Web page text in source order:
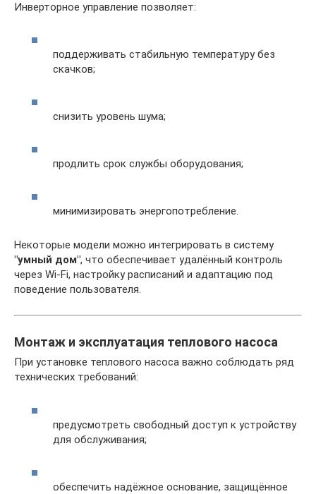
Инверторное управление позволяет:
поддерживать стабильную температуру без
скачков;
снизить уровень шума;
продлить срок службы оборудования;
минимизировать энергопотребление.
Некоторые модели можно интегрировать в систему
"умный дом", что обеспечивает удалённый контроль
через Wi-Fi, настройку расписаний и адаптацию под
поведение пользователя.
Монтаж и эксплуатация теплового насоса
При установке теплового насоса важно соблюдать ряд
технических требований:
предусмотреть свободный доступ к устройству
для обслуживания;
обеспечить надёжное основание, защищённое